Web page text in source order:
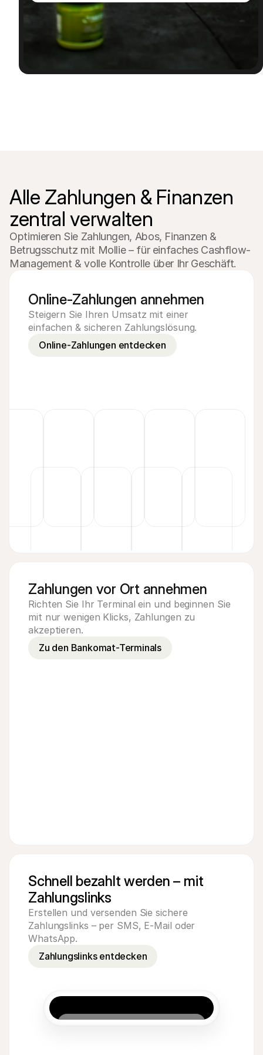
Alle Zahlungen & Finanzen
zentral verwalten
Optimieren Sie Zahlungen, Abos, Finanzen &
Betrugsschutz mit Mollie – für einfaches Cashflow-
Management & volle Kontrolle über Ihr Geschäft.
Online-Zahlungen annehmen
Steigern Sie Ihren Umsatz mit einer
einfachen & sicheren Zahlungslösung.
Online-Zahlungen entdecken
Zahlungen vor Ort annehmen
Richten Sie Ihr Terminal ein und beginnen Sie
mit nur wenigen Klicks, Zahlungen zu
akzeptieren.
Zu den Bankomat-Terminals
Schnell bezahlt werden – mit
Zahlungslinks
Erstellen und versenden Sie sichere
Zahlungslinks – per SMS, E-Mail oder
WhatsApp.
Zahlungslinks entdecken
Für Endkunden
Warum steht Mollie auf Ihrem Kontoauszug?
Für Mollie-Händler
Kontaktieren Sie unseren Händler-Support
Sales-Team kontaktieren